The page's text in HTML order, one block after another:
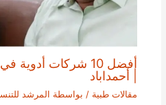
أفضل 10 شركات
| أحمداباد
مقالات طبية / بواسطة المرشد